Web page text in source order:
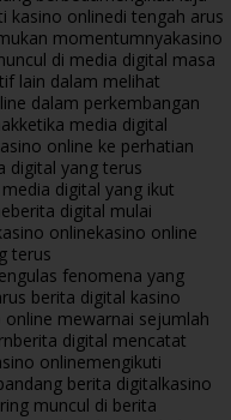
kasino onlinedi tengah arus
momentumnyakasino
di media digital masa
lain dalam melihat
dalam perkembangan
ketika media digital
online ke perhatian
digital yang terus
digital yang ikut
berita digital mulai
onlinekasino online
terus
fenomena yang
berita digital kasino
online mewarnai sejumlah
berita digital mencatat
onlinemengikuti
berita digitalkasino
muncul di berita